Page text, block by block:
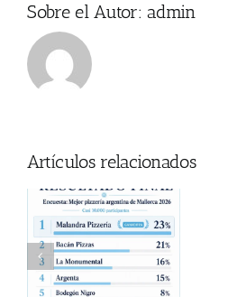
Sobre el Autor:admin
Artículos relacionados